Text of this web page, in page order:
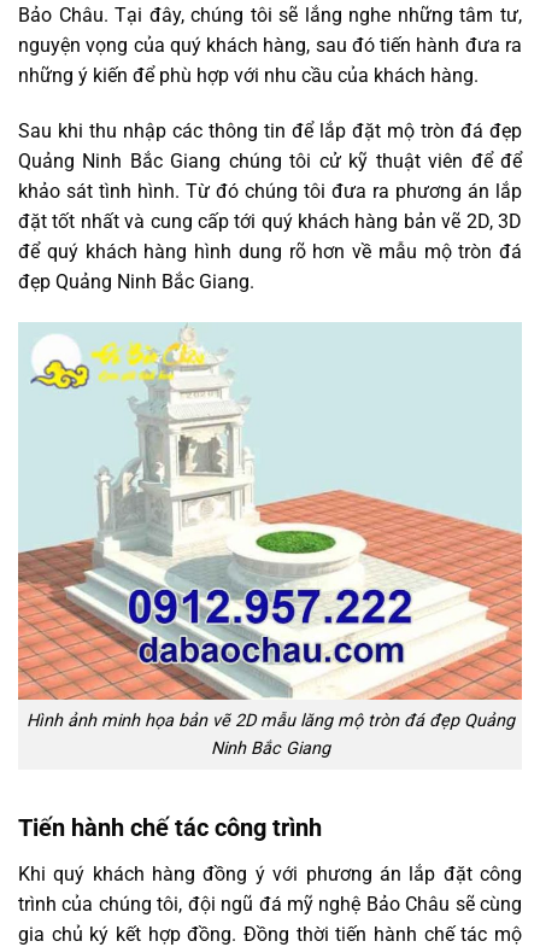
Bảo Châu. Tại đây, chúng tôi sẽ lắng nghe những tâm tư,
nguyện vọng của quý khách hàng, sau đó tiến hành đưa ra
những ý kiến để phù hợp với nhu cầu của khách hàng.
Sau khi thu nhập các thông tin để lắp đặt mộ tròn đá đẹp
Quảng Ninh Bắc Giang chúng tôi cử kỹ thuật viên để để
khảo sát tình hình. Từ đó chúng tôi đưa ra phương án lắp
đặt tốt nhất và cung cấp tới quý khách hàng bản vẽ 2D, 3D
để quý khách hàng hình dung rõ hơn về mẫu mộ tròn đá
đẹp Quảng Ninh Bắc Giang.
Hình ảnh minh họa bản vẽ 2D mẫu lăng mộ tròn đá đẹp Quảng
Ninh Bắc Giang
Tiến hành chế tác công trình
Khi quý khách hàng đồng ý với phương án lắp đặt công
trình của chúng tôi, đội ngũ đá mỹ nghệ Bảo Châu sẽ cùng
gia chủ ký kết hợp đồng. Đồng thời tiến hành chế tác mộ